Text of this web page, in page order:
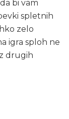
bi vam
spletnih
zelo
igra sploh ne
drugih